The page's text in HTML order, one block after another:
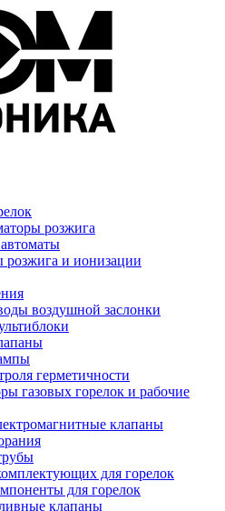
розжига
розжига и ионизации
воздушной заслонки
герметичности
газовых горелок и рабочие
клапаны
для горелок
для горелок
клапаны